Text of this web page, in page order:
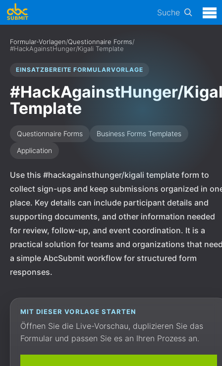
Suche
Formular-Vorlagen/Questionnaire Forms/
#HackAgainstHunger/Kigali Template
EINSATZBEREITE FORMULARVORLAGE
#HackAgainstHunger/
Template
Questionnaire Forms
Business Forms Templates
Application
Use this #hackagainsthunger/kigali template form to
collect sign-ups and keep submissions organized in
place. Key details can include participant details and
supporting documents, and other information needed
for review, follow-up, and event coordination. It is a
practical solution for teams and organizations that
a simple AbcSubmit workflow for structured form
responses.
MIT DIESER VORLAGE STARTEN
Öffnen Sie die Live-Vorschau, duplizieren Sie das
Formular und passen Sie es an Ihren Prozess an.